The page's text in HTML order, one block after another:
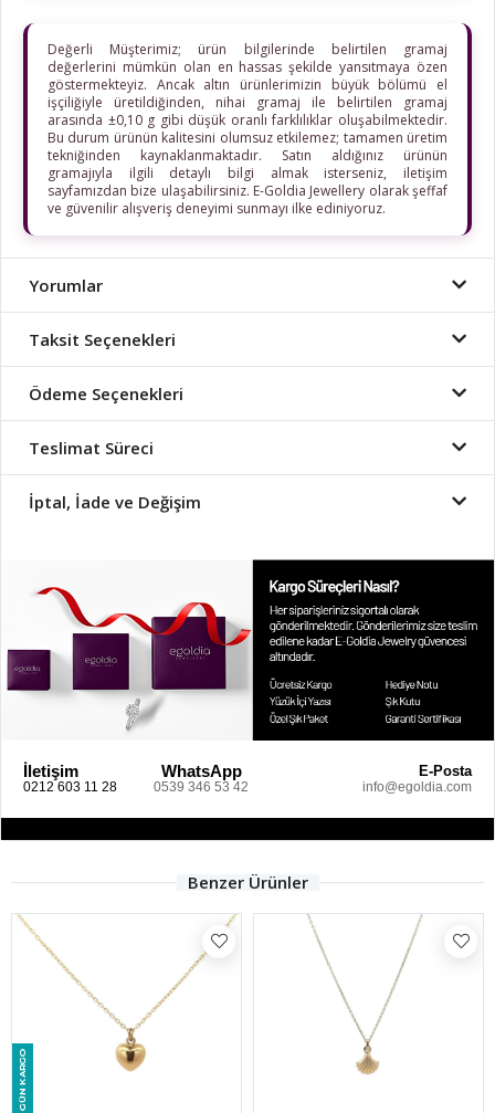
Değerli Müşterimiz; ürün bilgilerinde belirtilen gramaj
değerlerini mümkün olan en hassas şekilde yansıtmaya özen
göstermekteyiz. Ancak altın ürünlerimizin büyük bölümü el
işçiliğiyle üretildiğinden, nihai gramaj ile belirtilen gramaj
arasında ±0,10 g gibi düşük oranlı farklılıklar oluşabilmektedir.
Bu durum ürünün kalitesini olumsuz etkilemez; tamamen üretim
tekniğinden kaynaklanmaktadır. Satın aldığınız ürünün
gramajıyla ilgili detaylı bilgi almak isterseniz, iletişim
sayfamızdan bize ulaşabilirsiniz. E-Goldia Jewellery olarak şeffaf
ve güvenilir alışveriş deneyimi sunmayı ilke ediniyoruz.
Yorumlar
Taksit Seçenekleri
Ödeme Seçenekleri
Teslimat Süreci
İptal, İade ve Değişim
İletişim
0212 603 11 28
WhatsApp
0539 346 53 42
E-Posta
info@egoldia.com
Benzer Ürünler